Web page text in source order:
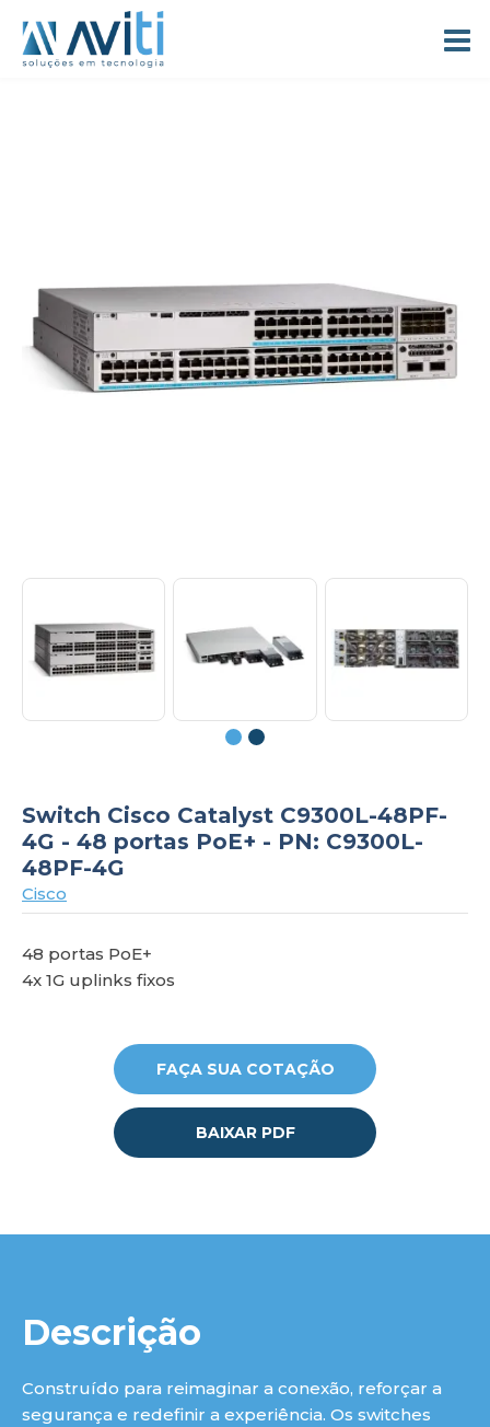
Switch Cisco Catalyst C9300L-48PF-
4G - 48 portas PoE+ - PN: C9300L-
48PF-4G
Cisco
48 portas PoE+
4x 1G uplinks fixos
FAÇA SUA COTAÇÃO
BAIXAR PDF
Descrição
Construído para reimaginar a conexão, reforçar a
segurança e redefinir a experiência. Os switches